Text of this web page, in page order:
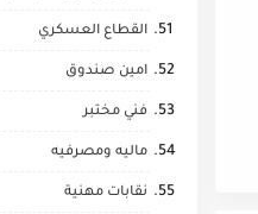
القطاع العسكري
امين صندوق
فني مختبر
ماليه ومصرفيه
نقابات مهنية